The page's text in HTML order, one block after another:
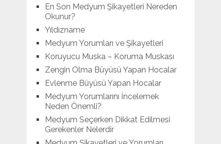
En Son Medyum Şikayetleri Nereden
Okunur?
Yıldızname
Medyum Yorumları ve Şikayetleri
Koruyucu Muska – Koruma Muskası
Zengin Olma Büyüsü Yapan Hocalar
Evlenme Büyüsü Yapan Hocalar
Medyum Yorumlarını İncelemek
Neden Önemli?
Medyum Seçerken Dikkat Edilmesi
Gerekenler Nelerdir